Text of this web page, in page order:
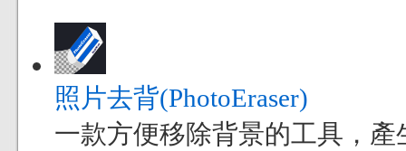
照片去背(PhotoEraser)
一款方便移除背景的工具，